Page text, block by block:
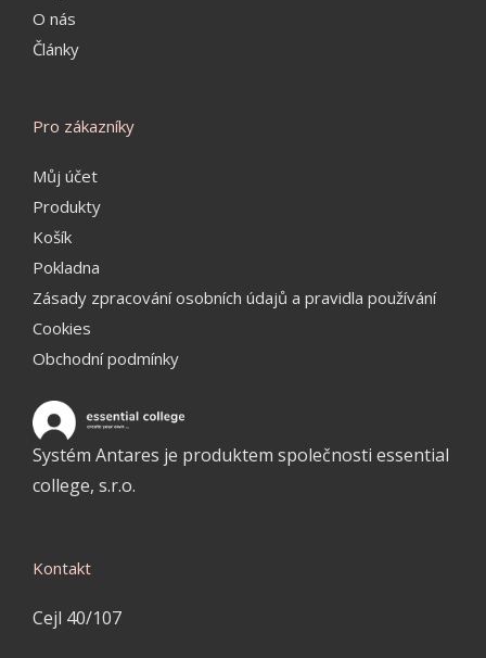
O nás
Články
Pro zákazníky
Můj účet
Produkty
Košík
Pokladna
Zásady zpracování osobních údajů a pravidla používání
Cookies
Obchodní podmínky
Systém Antares je produktem společnosti essential
college, s.r.o.
Kontakt
Cejl 40/107